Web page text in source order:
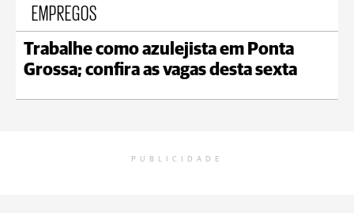
EMPREGOS
Trabalhe como azulejista em Ponta
Grossa; confira as vagas desta sexta
PUBLICIDADE